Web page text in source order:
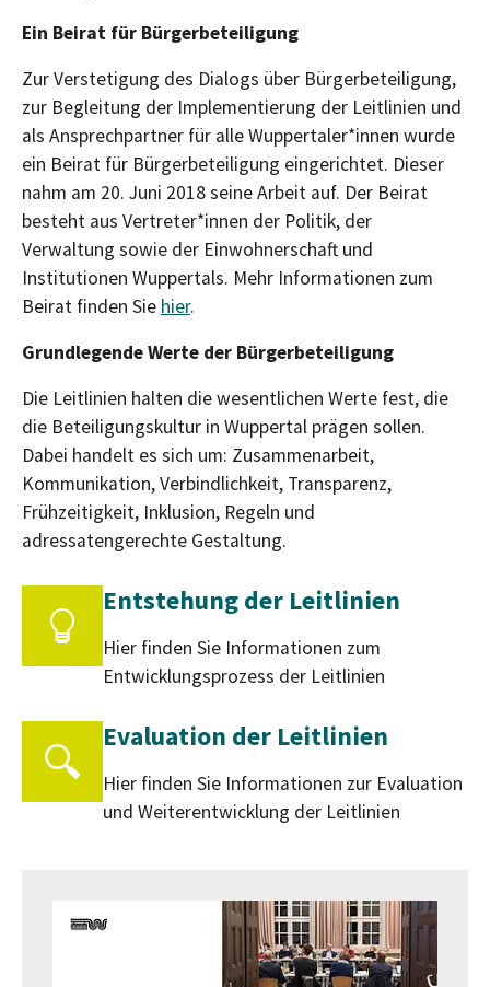
Ein Beirat für Bürgerbeteiligung
Zur Verstetigung des Dialogs über Bürgerbeteiligung,
zur Begleitung der Implementierung der Leitlinien und
als Ansprechpartner für alle Wuppertaler*innen wurde
ein Beirat für Bürgerbeteiligung eingerichtet. Dieser
nahm am 20. Juni 2018 seine Arbeit auf. Der Beirat
besteht aus Vertreter*innen der Politik, der
Verwaltung sowie der Einwohnerschaft und
Institutionen Wuppertals. Mehr Informationen zum
Beirat finden Sie hier.
Grundlegende Werte der Bürgerbeteiligung
Die Leitlinien halten die wesentlichen Werte fest, die
die Beteiligungskultur in Wuppertal prägen sollen.
Dabei handelt es sich um: Zusammenarbeit,
Kommunikation, Verbindlichkeit, Transparenz,
Frühzeitigkeit, Inklusion, Regeln und
adressatengerechte Gestaltung.
Entstehung der Leitlinien
Hier finden Sie Informationen zum
Entwicklungsprozess der Leitlinien
Evaluation der Leitlinien
Hier finden Sie Informationen zur Evaluation
und Weiterentwicklung der Leitlinien